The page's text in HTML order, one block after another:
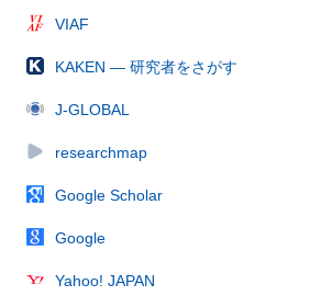
VIAF
KAKEN — 研究者をさがす
J-GLOBAL
researchmap
Google Scholar
Google
Yahoo! JAPAN